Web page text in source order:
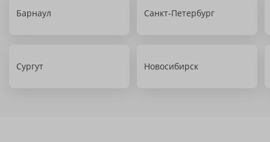
Барнаул Санкт-Петербург
Сургут Новосибирск